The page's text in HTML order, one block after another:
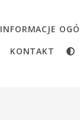
INFORMACJE
KONTAKT